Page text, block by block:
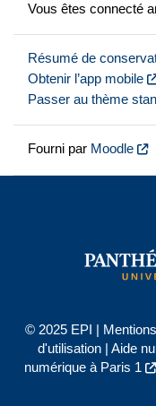
Vous êtes connecté
Résumé de
Obtenir l’app mobile
Passer au thème
Fourni par Moodle
© 2025 EPI |
d'utilisation| Aide
numérique à Paris 1